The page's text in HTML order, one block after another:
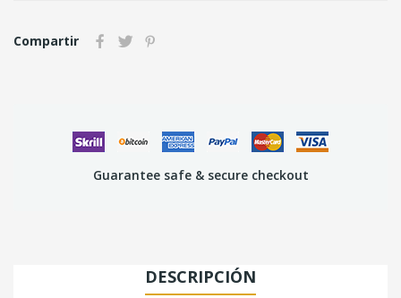
Compartir
Guarantee safe & secure checkout
DESCRIPCIÓN